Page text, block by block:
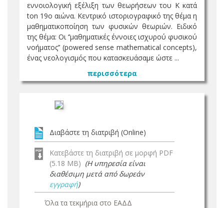
εννοιολογική εξέλιξη των θεωρήσεων του K κατά
ton 19ο αιώνα. Κεντρικό ιστοριογραφικό της θέμα η
μαθηματικοποίηση των φυσικών θεωριών. Ειδικό
της θέμα: Οι ‘’μαθηματικές έννοιες ισχυρού φυσικού
νοήματος’’ (powered sense mathematical concepts),
ένας νεολογισμός που κατασκευάσαμε ώστε ...
περισσότερα
Διαβάστε τη διατριβή (Online)
Κατεβάστε τη διατριβή σε μορφή PDF
(5.18 MB) (Η υπηρεσία είναι
διαθέσιμη μετά από δωρεάν
εγγραφή)
Όλα τα τεκμήρια στο ΕΑΔΔ